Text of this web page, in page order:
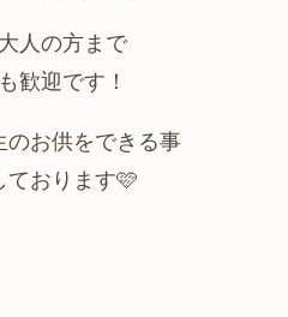
人の方まで
歓迎です！
のお供をできる事
ております🩷